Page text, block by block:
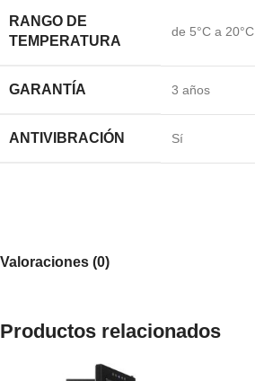
RANGO DE
TEMPERATURA
de 5°C a 20°C
GARANTÍA 3 años
ANTIVIBRACIÓN Sí
Valoraciones (0)
Productos relacionados